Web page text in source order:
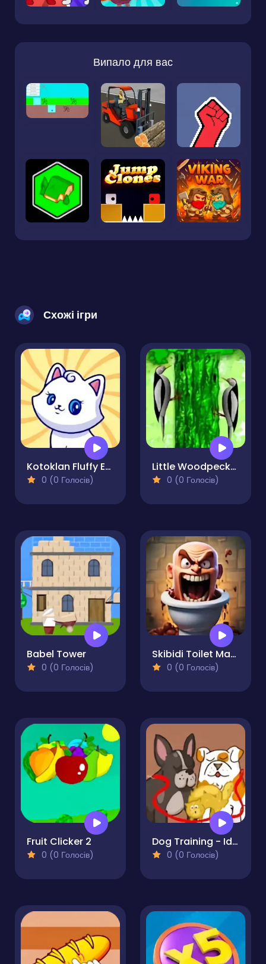
Випало для вас
Схожі ігри
Kotoklan Fluffy Epic Idle
0 (0 Голосів)
Little Woodpecker
0 (0 Голосів)
Babel Tower
0 (0 Голосів)
Skibidi Toilet Madness Clicker
0 (0 Голосів)
Fruit Clicker 2
0 (0 Голосів)
Dog Training - Idle Clicker
0 (0 Голосів)